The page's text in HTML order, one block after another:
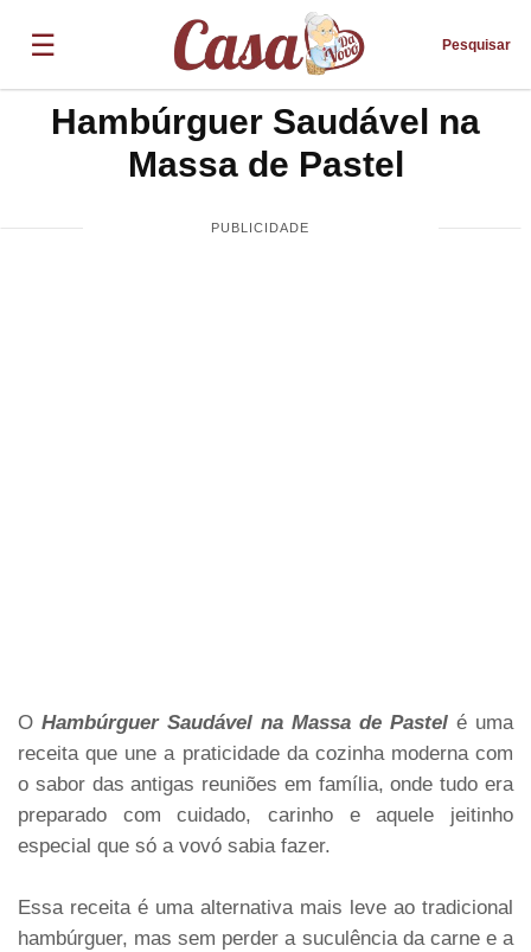
☰ Pesquisar
Hambúrguer Saudável na
Massa de Pastel
O Hambúrguer Saudável na Massa de Pastel é uma
receita que une a praticidade da cozinha moderna com
o sabor das antigas reuniões em família, onde tudo era
preparado com cuidado, carinho e aquele jeitinho
especial que só a vovó sabia fazer.
Essa receita é uma alternativa mais leve ao tradicional
hambúrguer, mas sem perder a suculência da carne e a